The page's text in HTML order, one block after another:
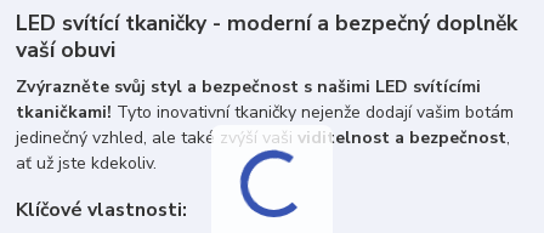
LED svítící tkaničky - moderní a bezpečný doplněk
vaší obuvi
Zvýrazněte svůj styl a bezpečnost s našimi LED svítícími
tkaničkami! Tyto inovativní tkaničky nejenže dodají vašim botám
jedinečný vzhled, ale také zvýší vašividitelnost a bezpečnost,
ať už jste kdekoliv.
Klíčové vlastnosti: